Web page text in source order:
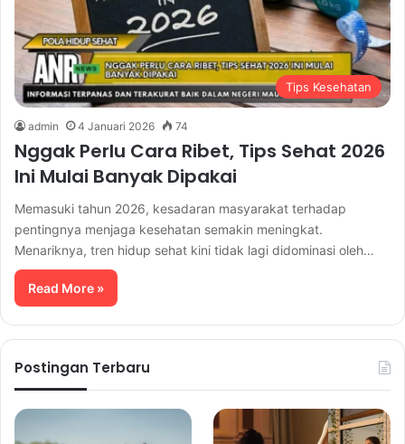
Tips Kesehatan
admin 4 Januari 2026 74
Nggak Perlu Cara Ribet, Tips Sehat 2026
Ini Mulai Banyak Dipakai
Memasuki tahun 2026, kesadaran masyarakat terhadap
pentingnya menjaga kesehatan semakin meningkat.
Menariknya, tren hidup sehat kini tidak lagi didominasi oleh…
Read More »
Postingan Terbaru